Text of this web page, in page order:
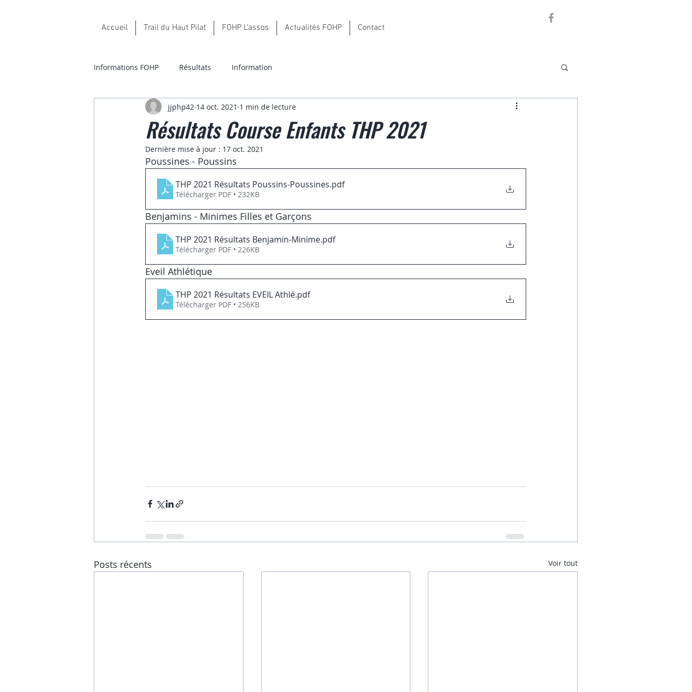
Accueil Trail du Haut Pilat FOHP L'assos Actualités FOHP Contact
Informations FOHP Résultats Information
Résultats Course Enfants THP 2021
jjphp42 14 oct. 2021 1 min de lecture
Dernière mise à jour : 17 oct. 2021
Poussines - Poussins
THP 2021 Résultats Poussins-Poussines.pdf
Télécharger PDF • 232KB
Benjamins - Minimes Filles et Garçons
THP 2021 Résultats Benjamin-Minime.pdf
Télécharger PDF • 226KB
Eveil Athlétique
THP 2021 Résultats EVEIL Athlé.pdf
Télécharger PDF • 256KB
Posts récents Voir tout